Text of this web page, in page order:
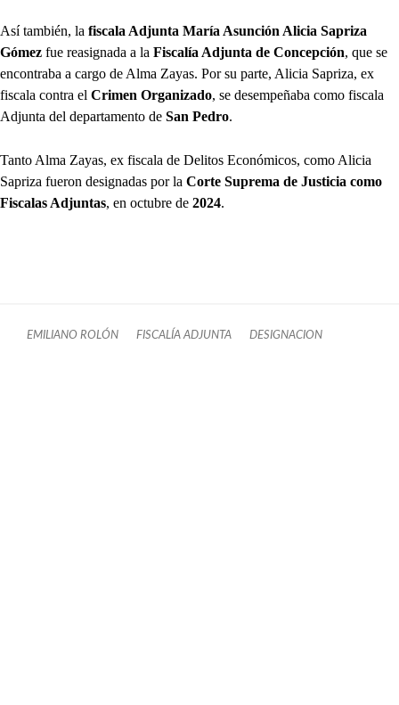
Así también, la fiscala Adjunta María Asunción Alicia Sapriza
Gómez fue reasignada a la Fiscalía Adjunta de Concepción, que se
encontraba a cargo de Alma Zayas. Por su parte, Alicia Sapriza, ex
fiscala contra el Crimen Organizado, se desempeñaba como fiscala
Adjunta del departamento de San Pedro.
Tanto Alma Zayas, ex fiscala de Delitos Económicos, como Alicia
Sapriza fueron designadas por la Corte Suprema de Justicia como
Fiscalas Adjuntas, en octubre de 2024.
EMILIANO ROLÓN FISCALÍA ADJUNTA DESIGNACION